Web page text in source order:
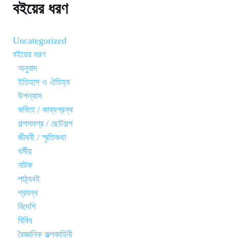
বইয়ের ধরণ
Uncategorized
বইয়ের ধরণ
অনুবাদ
ইতিহাস ও ঐতিহ্য
উপন্যাস
কবিতা / কাব্যগ্রন্থ
গল্পসমগ্র / ছোটগল্প
জীবনী / স্মৃতিকথা
ধর্মীয়
নাটক
পাঠ্যবই
প্রবন্ধ
বিদেশি
বিবিধ
বৈজ্ঞানিক কল্পকাহিনী